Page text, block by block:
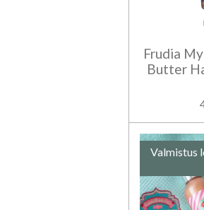
Frudia
Butter
Valmistus